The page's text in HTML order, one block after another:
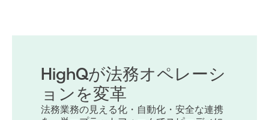
HighQが法務オペレーシ
ョンを変革
法務業務の見える化・自動化・安全な連携